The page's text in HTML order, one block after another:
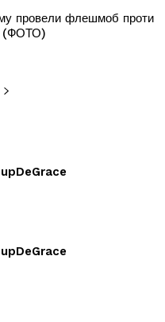
провели флешмоб проти
(ФОТО)